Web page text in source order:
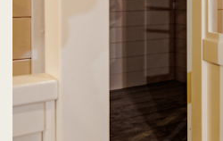
интерьер более привлекательным